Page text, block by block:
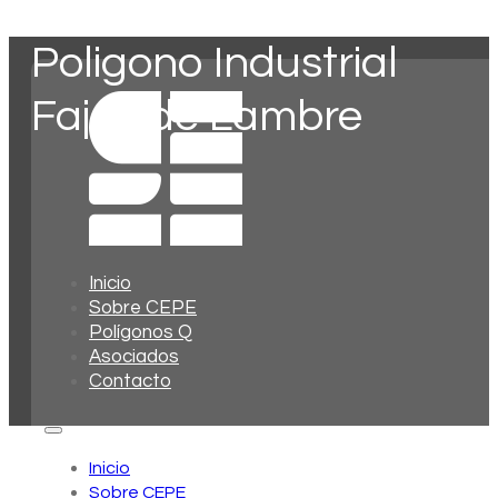
Inicio
Sobre CEPE
Polígonos Q
Asociados
Contacto
Inicio
Sobre CEPE
Poligono Industrial
Fajas de Lambre